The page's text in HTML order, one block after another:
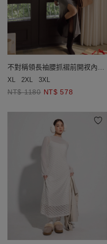
不對稱領長袖腰抓褶前開衩內刷
毛BRA長洋裝
XL 2XL 3XL
NT$ 1180 NT$ 578